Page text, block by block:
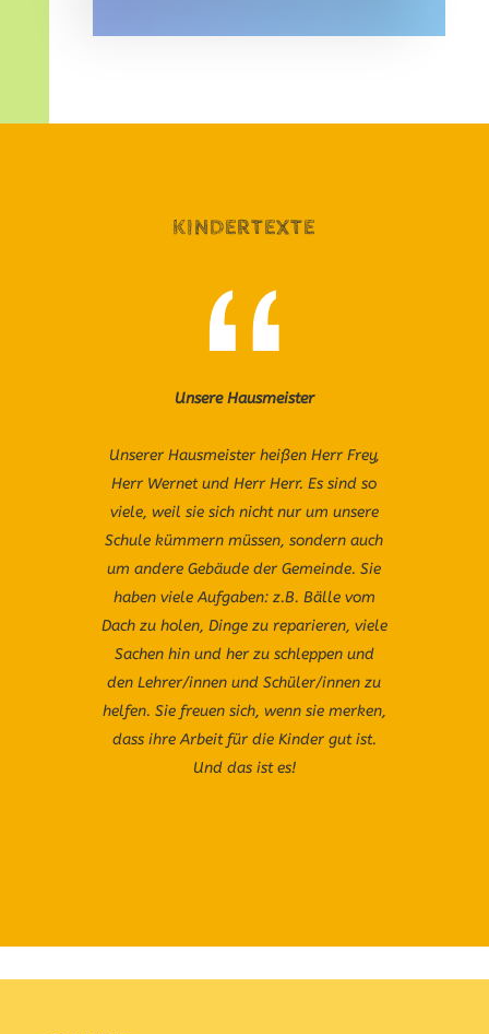
KINDERTEXTE
Unsere Hausmeister
Unserer Hausmeister heißen Herr Frey,
Herr Wernet und Herr Herr. Es sind so
viele, weil sie sich nicht nur um unsere
Schule kümmern müssen, sondern auch
um andere Gebäude der Gemeinde. Sie
haben viele Aufgaben: z.B. Bälle vom
Dach zu holen, Dinge zu reparieren, viele
Sachen hin und her zu schleppen und
den Lehrer/innen und Schüler/innen zu
helfen. Sie freuen sich, wenn sie merken,
dass ihre Arbeit für die Kinder gut ist.
Und das ist es!